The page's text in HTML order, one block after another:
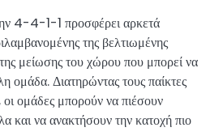
4-4-1-1 προσφέρει αρκετά
της βελτιωμένης
μείωσης του χώρου που μπορεί να
ομάδα. Διατηρώντας τους παίκτες
ομάδες μπορούν να πιέσουν
και να ανακτήσουν την κατοχή πιο